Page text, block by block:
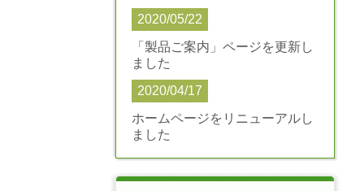
2020/05/22
「製品ご案内」ページを更新し
ました
2020/04/17
ホームページをリニューアルし
ました